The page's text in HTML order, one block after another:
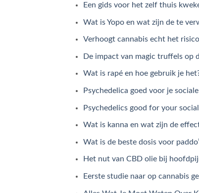
Een gids voor het zelf thuis
Wat is Yopo en wat zijn de te
Verhoogt cannabis echt het
De impact van magic truffels op
Wat is rapé en hoe gebruik je
Psychedelica goed voor je
Psychedelics good for your
Wat is kanna en wat zijn de
Wat is de beste dosis voor
Het nut van CBD olie bij
Eerste studie naar op cannabis